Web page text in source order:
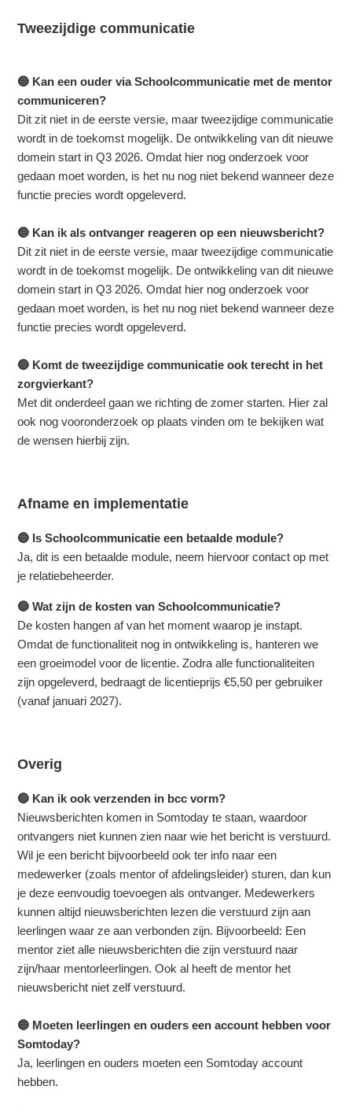
Tweezijdige communicatie
🔵 Kan een ouder via Schoolcommunicatie met de mentor
communiceren?
Dit zit niet in de eerste versie, maar tweezijdige communicatie
wordt in de toekomst mogelijk. De ontwikkeling van dit nieuwe
domein start in Q3 2026. Omdat hier nog onderzoek voor
gedaan moet worden, is het nu nog niet bekend wanneer deze
functie precies wordt opgeleverd.
🔵 Kan ik als ontvanger reageren op een nieuwsbericht?
Dit zit niet in de eerste versie, maar tweezijdige communicatie
wordt in de toekomst mogelijk. De ontwikkeling van dit nieuwe
domein start in Q3 2026. Omdat hier nog onderzoek voor
gedaan moet worden, is het nu nog niet bekend wanneer deze
functie precies wordt opgeleverd.
🔵 Komt de tweezijdige communicatie ook terecht in het
zorgvierkant?
Met dit onderdeel gaan we richting de zomer starten. Hier zal
ook nog vooronderzoek op plaats vinden om te bekijken wat
de wensen hierbij zijn.
Afname en implementatie
🔵 Is Schoolcommunicatie een betaalde module?
Ja, dit is een betaalde module, neem hiervoor contact op met
je relatiebeheerder.
🔵 Wat zijn de kosten van Schoolcommunicatie?
De kosten hangen af van het moment waarop je instapt.
Omdat de functionaliteit nog in ontwikkeling is, hanteren we
een groeimodel voor de licentie. Zodra alle functionaliteiten
zijn opgeleverd, bedraagt de licentieprijs €5,50 per gebruiker
(vanaf januari 2027).
Overig
🔵 Kan ik ook verzenden in bcc vorm?
Nieuwsberichten komen in Somtoday te staan, waardoor
ontvangers niet kunnen zien naar wie het bericht is verstuurd.
Wil je een bericht bijvoorbeeld ook ter info naar een
medewerker (zoals mentor of afdelingsleider) sturen, dan kun
je deze eenvoudig toevoegen als ontvanger. Medewerkers
kunnen altijd nieuwsberichten lezen die verstuurd zijn aan
leerlingen waar ze aan verbonden zijn. Bijvoorbeeld: Een
mentor ziet alle nieuwsberichten die zijn verstuurd naar
zijn/haar mentorleerlingen. Ook al heeft de mentor het
nieuwsbericht niet zelf verstuurd.
🔵 Moeten leerlingen en ouders een account hebben voor
Somtoday?
Ja, leerlingen en ouders moeten een Somtoday account
hebben.